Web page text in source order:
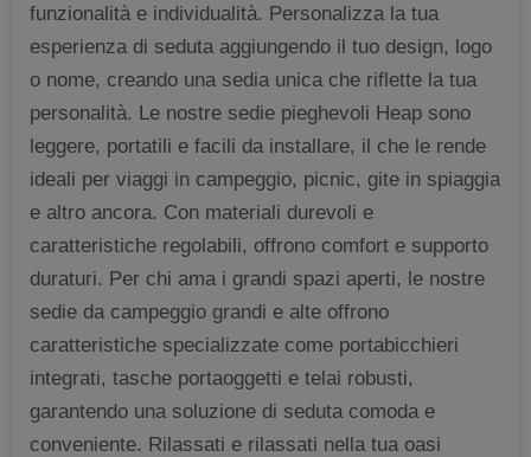
funzionalità e individualità. Personalizza la tua
esperienza di seduta aggiungendo il tuo design, logo
o nome, creando una sedia unica che riflette la tua
personalità. Le nostre sedie pieghevoli Heap sono
leggere, portatili e facili da installare, il che le rende
ideali per viaggi in campeggio, picnic, gite in spiaggia
e altro ancora. Con materiali durevoli e
caratteristiche regolabili, offrono comfort e supporto
duraturi. Per chi ama i grandi spazi aperti, le nostre
sedie da campeggio grandi e alte offrono
caratteristiche specializzate come portabicchieri
integrati, tasche portaoggetti e telai robusti,
garantendo una soluzione di seduta comoda e
conveniente. Rilassati e rilassati nella tua oasi